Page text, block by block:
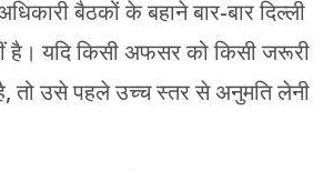
बैठकों के बहाने बार-बार दिल्ली
है। यदि किसी अफसर को किसी जरूरी
है, तो उसे पहले उच्च स्तर से अनुमति लेनी